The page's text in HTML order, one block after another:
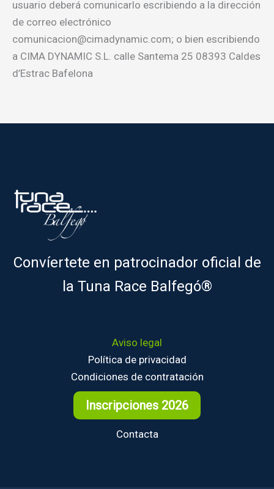
usuario deberá comunicarlo escribiendo a la dirección
de correo electrónico
comunicacion@cimadynamic.com; o bien escribiendo
a CIMA DYNAMIC S.L. calle Santema 25 08393 Caldes
d’Estrac Bafelona
Convíertete en patrocinador oficial de
la Tuna Race Balfegó®
Aviso legal
Política de privacidad
Condiciones de contratación
Inscripciones 2026
Contacta